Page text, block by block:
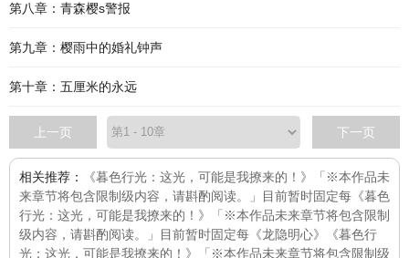
第八章：青森樱s警报
第九章：樱雨中的婚礼钟声
第十章：五厘米的永远
上一页 下一页
相关推荐：
《暮色行光：这光，可能是我撩来的！》「※本作品未
来章节将包含限制级内容，请斟酌阅读。」目前暂时固定每 《暮色
行光：这光，可能是我撩来的！》「※本作品未来章节将包含限制
级内容，请斟酌阅读。」目前暂时固定每 《龙隐明心》
《暮色行
光：这光，可能是我撩来的！》「※本作品未来章节将包含限制级